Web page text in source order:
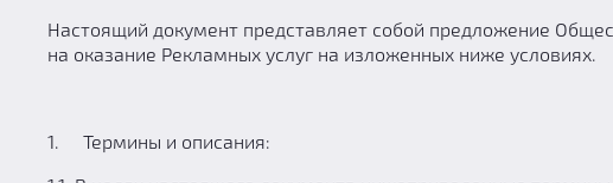
Настоящий документ представляет собой предложение
на оказание Рекламных услуг на изложенных ниже условиях.
1. Термины и описания: